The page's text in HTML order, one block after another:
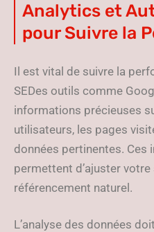
Analytics et
pour Suivre la
Il est vital de suivre la
SEDes outils comme
informations précieuses
utilisateurs, les pages
données pertinentes. Ces
permettent d’ajuster
référencement naturel.
L’analyse des données